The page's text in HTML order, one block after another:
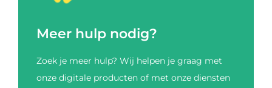
Meer hulp nodig?
Zoek je meer hulp? Wij helpen je graag met
onze digitale producten of met onze diensten